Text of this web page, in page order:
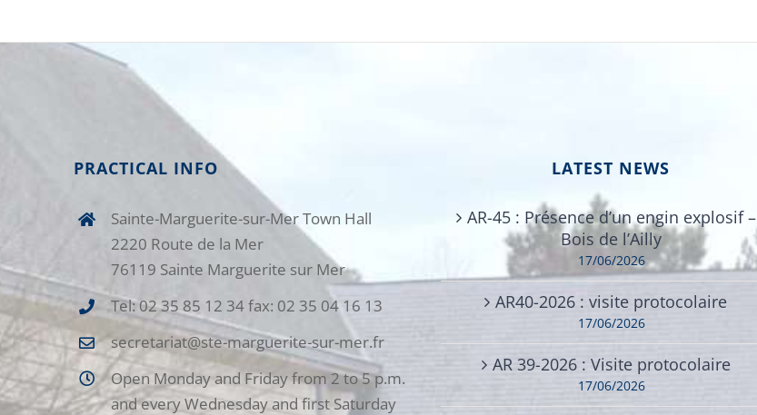
PRACTICAL INFO
Sainte-Marguerite-sur-Mer Town Hall
2220 Route de la Mer
76119 Sainte Marguerite sur Mer
Tel: 02 35 85 12 34 fax: 02 35 04 16 13
secretariat@ste-marguerite-sur-mer.fr
Open Monday and Friday from 2 to 5 p.m.
and every Wednesday and first Saturday
LATEST NEWS
AR-45 : Présence d’un engin explosif –
Bois de l’Ailly
17/06/2026
AR40-2026 : visite protocolaire
17/06/2026
AR 39-2026 : Visite protocolaire
17/06/2026